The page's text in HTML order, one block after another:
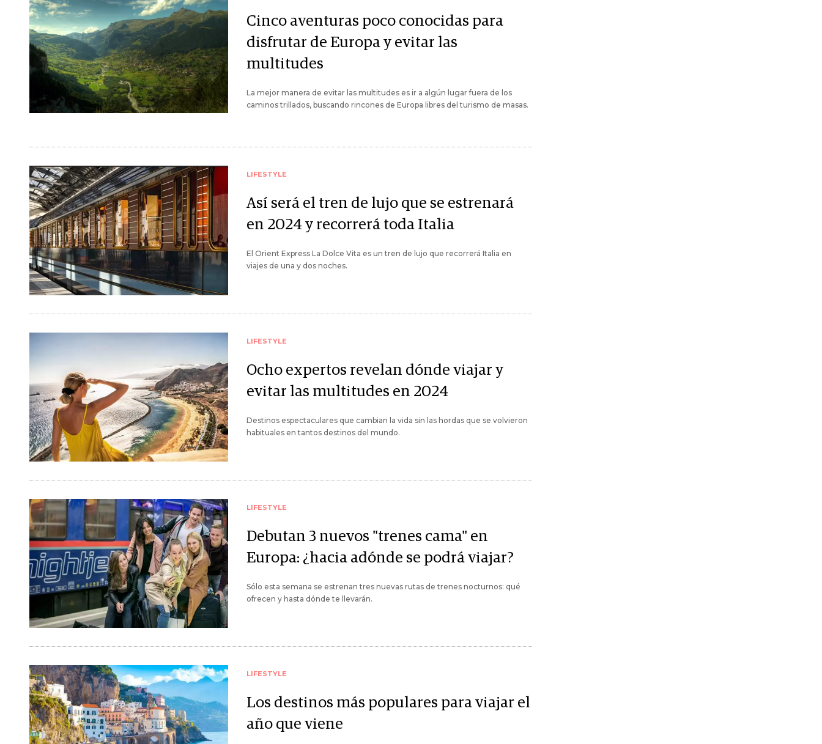
Cinco aventuras poco conocidas para
disfrutar de Europa y evitar las
multitudes
La mejor manera de evitar las multitudes es ir a algún lugar fuera de los
caminos trillados, buscando rincones de Europa libres del turismo de masas.
LIFESTYLE
Así será el tren de lujo que se estrenará
en 2024 y recorrerá toda Italia
El Orient Express La Dolce Vita es un tren de lujo que recorrerá Italia en
viajes de una y dos noches.
LIFESTYLE
Ocho expertos revelan dónde viajar y
evitar las multitudes en 2024
Destinos espectaculares que cambian la vida sin las hordas que se volvieron
habituales en tantos destinos del mundo.
LIFESTYLE
Debutan 3 nuevos "trenes cama" en
Europa: ¿hacia adónde se podrá viajar?
Sólo esta semana se estrenan tres nuevas rutas de trenes nocturnos: qué
ofrecen y hasta dónde te llevarán.
LIFESTYLE
Los destinos más populares para viajar el
año que viene